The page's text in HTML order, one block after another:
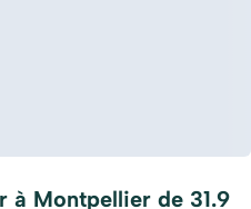
à Montpellier de 31.9